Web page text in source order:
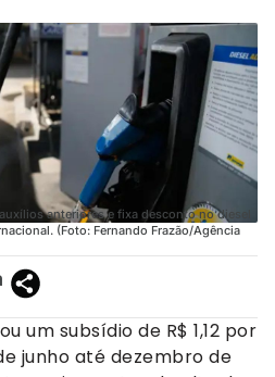
anteriores e fixa desconto no diesel
(Foto: Fernando Frazão/Agência
um subsídio de R$ 1,12 por
junho até dezembro de